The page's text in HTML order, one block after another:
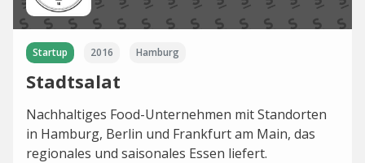
Startup 2016 Hamburg
Stadtsalat
Nachhaltiges Food-Unternehmen mit Standorten
in Hamburg, Berlin und Frankfurt am Main, das
regionales und saisonales Essen liefert.